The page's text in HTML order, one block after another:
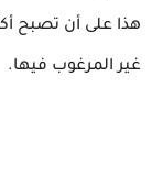
هذا على أن تصبح
غير المرغوب فيها.